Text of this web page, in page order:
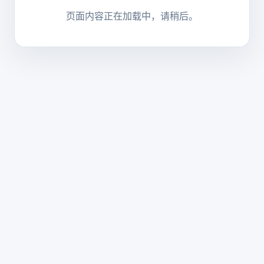
页面内容正在加载中，请稍后。